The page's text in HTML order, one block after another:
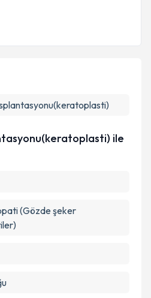
e-posta ile bilgilendireceğiz.
ve kişisel verilerimin belirtilen
Talebini Gönder
ile
(Gözde şeker